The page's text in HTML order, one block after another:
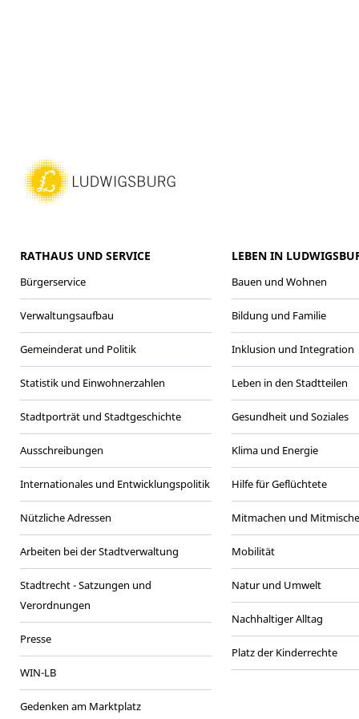
RATHAUS UND SERVICE
Bürgerservice
Verwaltungsaufbau
Gemeinderat und Politik
Statistik und Einwohnerzahlen
Stadtporträt und Stadtgeschichte
Ausschreibungen
Internationales und Entwicklungspolitik
Nützliche Adressen
Arbeiten bei der Stadtverwaltung
Stadtrecht - Satzungen und
Verordnungen
Presse
WIN-LB
Gedenken am Marktplatz
LEBEN IN
Bauen und Wohnen
Bildung und Familie
Inklusion und Integration
Leben in den Stadtteilen
Gesundheit und Soziales
Klima und Energie
Hilfe für Geflüchtete
Mitmachen und
Mobilität
Natur und Umwelt
Nachhaltiger Alltag
Platz der Kinderrechte